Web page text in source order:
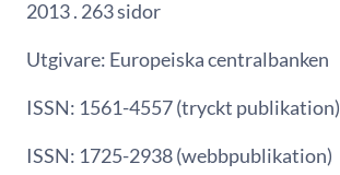
2013 . 263 sidor
Utgivare: Europeiska centralbanken
ISSN: 1561-4557 (tryckt publikation)
ISSN: 1725-2938 (webbpublikation)